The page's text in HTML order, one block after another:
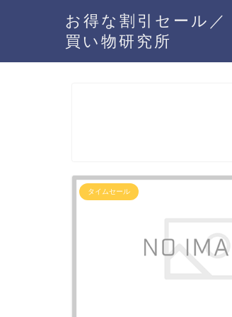
お得な割引セール／
買い物研究所
タイムセール